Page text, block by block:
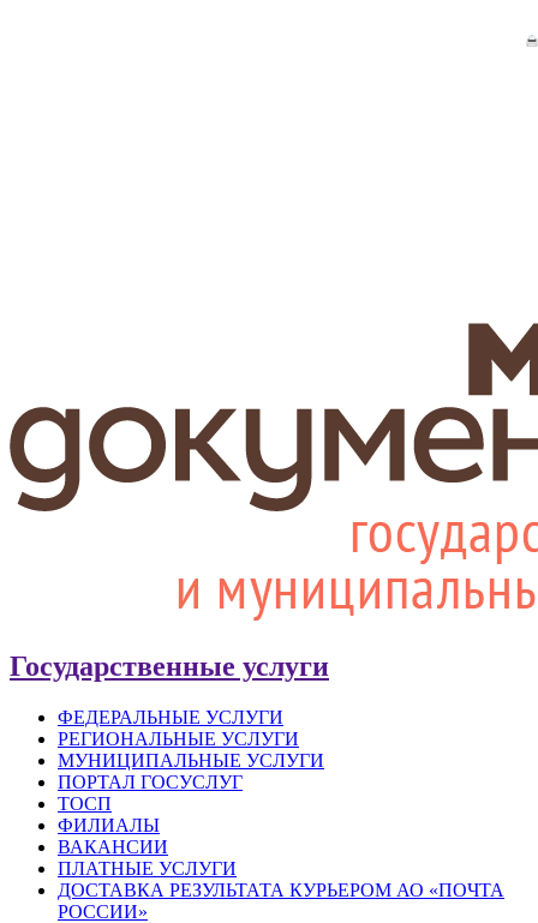
Государственные услуги
ФЕДЕРАЛЬНЫЕ УСЛУГИ
РЕГИОНАЛЬНЫЕ УСЛУГИ
МУНИЦИПАЛЬНЫЕ УСЛУГИ
ПОРТАЛ ГОСУСЛУГ
ТОСП
ФИЛИАЛЫ
ВАКАНСИИ
ПЛАТНЫЕ УСЛУГИ
ДОСТАВКА РЕЗУЛЬТАТА КУРЬЕРОМ АО «ПОЧТА
РОССИИ»